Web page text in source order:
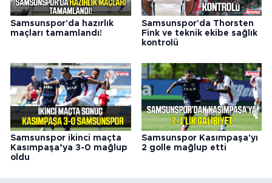
Samsunspor'da hazırlık
maçları tamamlandı!
Samsunspor'da Thorsten
Fink ve teknik ekibe sağlık
kontrolü
Samsunspor ikinci maçta
Kasımpaşa’ya 3-0 mağlup
oldu
Samsunspor Kasımpaşa'yı
2 golle mağlup etti